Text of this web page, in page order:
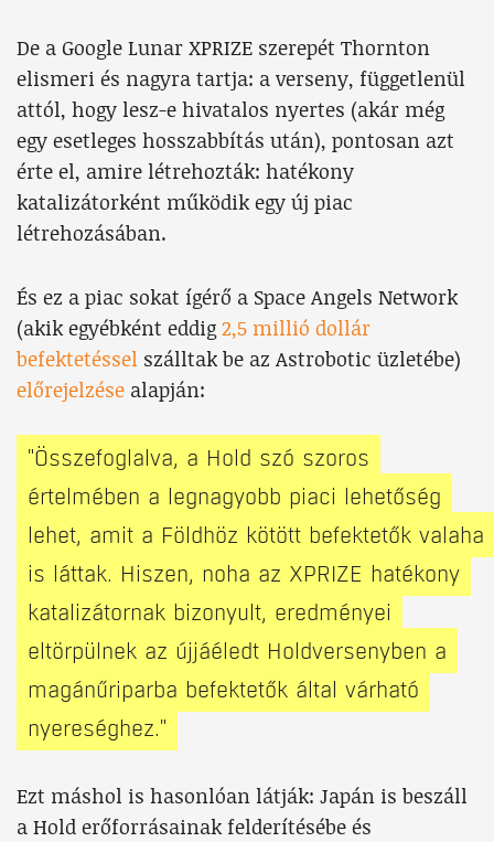
De a Google Lunar XPRIZE szerepét Thornton
elismeri és nagyra tartja: a verseny, függetlenül
attól, hogy lesz-e hivatalos nyertes (akár még
egy esetleges hosszabbítás után), pontosan azt
érte el, amire létrehozták: hatékony
katalizátorként működik egy új piac
létrehozásában.
És ez a piac sokat ígérő a Space Angels Network
(akik egyébként eddig 2,5 millió dollár
befektetéssel szálltak be az Astrobotic üzletébe)
előrejelzése alapján:
"Összefoglalva, a Hold szó szoros
értelmében a legnagyobb piaci lehetőség
lehet, amit a Földhöz kötött befektetők valaha
is láttak. Hiszen, noha az XPRIZE hatékony
katalizátornak bizonyult, eredményei
eltörpülnek az újjáéledt Holdversenyben a
magánűriparba befektetők által várható
nyereséghez."
Ezt máshol is hasonlóan látják: Japán is beszáll
a Hold erőforrásainak felderítésébe és